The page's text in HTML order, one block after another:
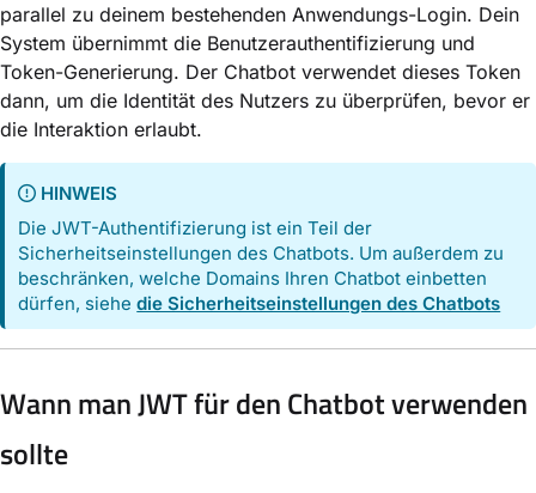
parallel zu deinem bestehenden Anwendungs-Login. Dein
System übernimmt die Benutzerauthentifizierung und
Token-Generierung. Der Chatbot verwendet dieses Token
dann, um die Identität des Nutzers zu überprüfen, bevor er
die Interaktion erlaubt.
HINWEIS
Die JWT-Authentifizierung ist ein Teil der
Sicherheitseinstellungen des Chatbots. Um außerdem zu
beschränken, welche Domains Ihren Chatbot einbetten
dürfen, siehedie Sicherheitseinstellungen des Chatbots
Wann man JWT für den Chatbot verwenden
sollte